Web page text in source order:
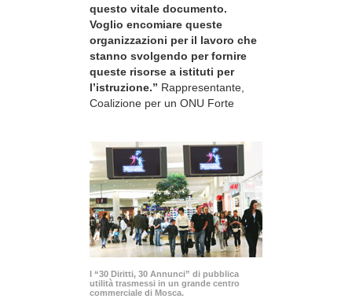
questo vitale documento.
Voglio encomiare queste
organizzazioni per il lavoro che
stanno svolgendo per fornire
queste risorse a istituti per
l’istruzione.” Rappresentante,
Coalizione per un ONU Forte
I “30 Diritti, 30 Annunci” di pubblica
utilità trasmessi in un grande centro
commerciale di Mosca.